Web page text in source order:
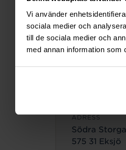
Vi använder
sociala medier och
till de sociala medier och
med annan information som
Lilla
503 35 Borås
ADRESS
Södra
575 31 Eksjö